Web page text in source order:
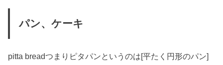
パン、ケーキ
pitta breadつまりピタパンというのは[平たく円形のパン]